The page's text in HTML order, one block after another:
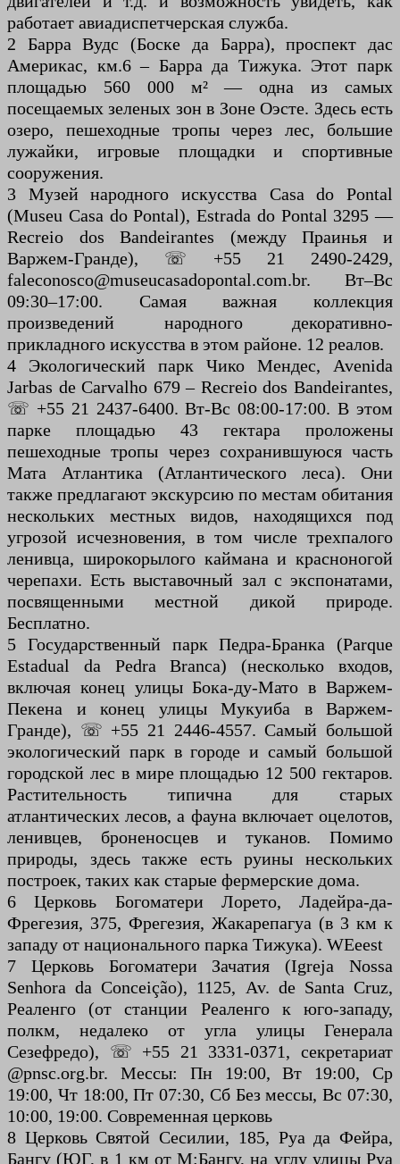
работает авиадиспетчерская служба.
2 Барра Вудс (Боске да Барра), проспект дас
Америкас, км.6 – Барра да Тижука. Этот парк
площадью 560 000 м² — одна из самых
посещаемых зеленых зон в Зоне Оэсте. Здесь есть
озеро, пешеходные тропы через лес, большие
лужайки, игровые площадки и спортивные
сооружения.
3 Музей народного искусства Casa do Pontal
(Museu Casa do Pontal), Estrada do Pontal 3295 —
Recreio dos Bandeirantes (между Праинья и
Варжем-Гранде), ☏ +55 21 2490-2429,
faleconosco@museucasadopontal.com.br. Вт–Вс
09:30–17:00. Самая важная коллекция
произведений народного декоративно-
прикладного искусства в этом районе. 12 реалов.
4 Экологический парк Чико Мендес, Avenida
Jarbas de Carvalho 679 – Recreio dos Bandeirantes,
☏ +55 21 2437-6400. Вт-Вс 08:00-17:00. В этом
парке площадью 43 гектара проложены
пешеходные тропы через сохранившуюся часть
Мата Атлантика (Атлантического леса). Они
также предлагают экскурсию по местам обитания
нескольких местных видов, находящихся под
угрозой исчезновения, в том числе трехпалого
ленивца, широкорылого каймана и красноногой
черепахи. Есть выставочный зал с экспонатами,
посвященными местной дикой природе.
Бесплатно.
5 Государственный парк Педра-Бранка (Parque
Estadual da Pedra Branca) (несколько входов,
включая конец улицы Бока-ду-Мато в Варжем-
Пекена и конец улицы Мукуиба в Варжем-
Гранде), ☏ +55 21 2446-4557. Самый большой
экологический парк в городе и самый большой
городской лес в мире площадью 12 500 гектаров.
Растительность типична для старых
атлантических лесов, а фауна включает оцелотов,
ленивцев, броненосцев и туканов. Помимо
природы, здесь также есть руины нескольких
построек, таких как старые фермерские дома.
6 Церковь Богоматери Лорето, Ладейра-да-
Фрегезия, 375, Фрегезия, Жакарепагуа (в 3 км к
западу от национального парка Тижука). WEeest
7 Церковь Богоматери Зачатия (Igreja Nossa
Senhora da Conceição), 1125, Av. de Santa Cruz,
Реаленго (от станции Реаленго к юго-западу,
полкм, недалеко от угла улицы Генерала
Сезефредо), ☏ +55 21 3331-0371, секретариат
@pnsc.org.br. Мессы: Пн 19:00, Вт 19:00, Ср
19:00, Чт 18:00, Пт 07:30, Сб Без мессы, Вс 07:30,
10:00, 19:00. Современная церковь
8 Церковь Святой Сесилии, 185, Руа да Фейра,
Бангу (ЮГ, в 1 км от М:Бангу, на углу улицы Руа